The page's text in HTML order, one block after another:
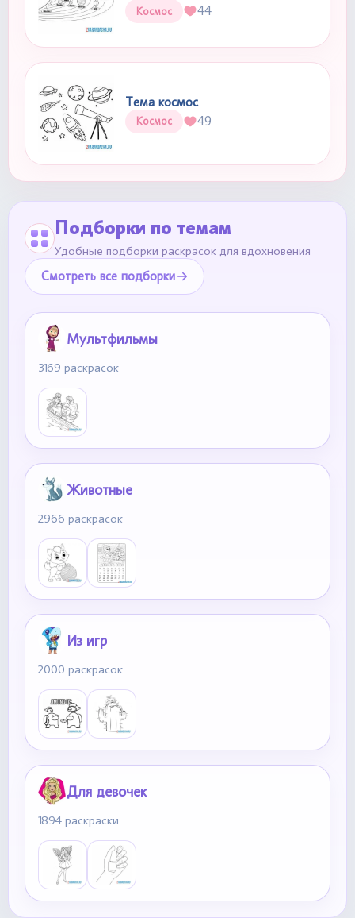
Космос 44
Тема космос
Космос 49
Подборки по темам
Удобные подборки раскрасок для вдохновения
Смотреть все подборки
Мультфильмы
3169 раскрасок
Животные
2966 раскрасок
Из игр
2000 раскрасок
Для девочек
1894 раскраски